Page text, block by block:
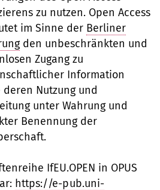
zu nutzen. Open Access
im Sinne der Berliner
den unbeschränkten und
Zugang zu
Information
deren Nutzung und
unter Wahrung und
Benennung der
IfEU.OPEN in OPUS
https://e-pub.uni-